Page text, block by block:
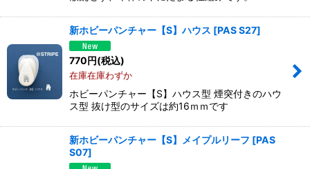
新ホビーパンチャー【S】ハウス [PAS S27]
770円(税込)
在庫在庫わずか
ホビーパンチャー【S】ハウス型 煙突付きのハウ
ス型 抜け型のサイズは約16ｍｍです
新ホビーパンチャー【S】メイプルリーフ [PAS
S07]